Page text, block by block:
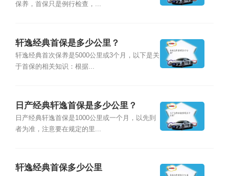
保养，首保只是例行检查，...
轩逸经典首保是多少公里？
轩逸经典首次保养是5000公里或3个月，以下是关
于首保的相关知识：根据...
日产经典轩逸首保是多少公里？
日产经典轩逸首保是1000公里或一个月，以先到
者为准，注意要在规定的里...
轩逸经典首保多少公里